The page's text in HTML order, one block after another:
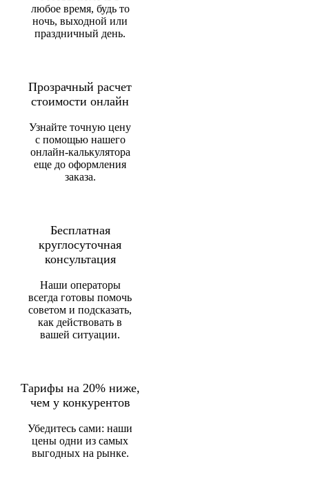
любое время, будь то
ночь, выходной или
праздничный день.
Прозрачный расчет
стоимости онлайн
Узнайте точную цену
с помощью нашего
онлайн-калькулятора
еще до оформления
заказа.
Бесплатная
круглосуточная
консультация
Наши операторы
всегда готовы помочь
советом и подсказать,
как действовать в
вашей ситуации.
Тарифы на 20% ниже,
чем у конкурентов
Убедитесь сами: наши
цены одни из самых
выгодных на рынке.